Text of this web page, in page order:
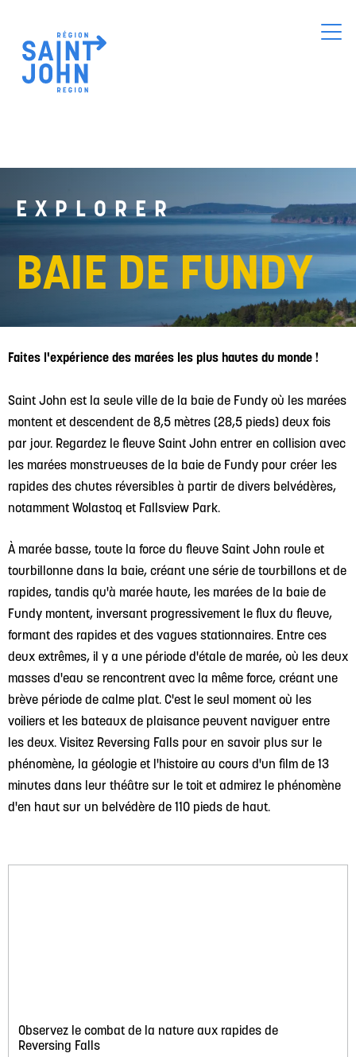
main
content
EXPLORER
BAIE DE FUNDY
Faites l'expérience des marées les plus hautes du monde !
Saint John est la seule ville de la baie de Fundy où les marées
montent et descendent de 8,5 mètres (28,5 pieds) deux fois
par jour. Regardez le fleuve Saint John entrer en collision avec
les marées monstrueuses de la baie de Fundy pour créer les
rapides des chutes réversibles à partir de divers belvédères,
notamment Wolastoq et Fallsview Park.
À marée basse, toute la force du fleuve Saint John roule et
tourbillonne dans la baie, créant une série de tourbillons et de
rapides, tandis qu'à marée haute, les marées de la baie de
Fundy montent, inversant progressivement le flux du fleuve,
formant des rapides et des vagues stationnaires. Entre ces
deux extrêmes, il y a une période d'étale de marée, où les deux
masses d'eau se rencontrent avec la même force, créant une
brève période de calme plat. C'est le seul moment où les
voiliers et les bateaux de plaisance peuvent naviguer entre
les deux. Visitez Reversing Falls pour en savoir plus sur le
phénomène, la géologie et l'histoire au cours d'un film de 13
minutes dans leur théâtre sur le toit et admirez le phénomène
d'en haut sur un belvédère de 110 pieds de haut.
Observez le combat de la nature aux rapides de
Reversing Falls